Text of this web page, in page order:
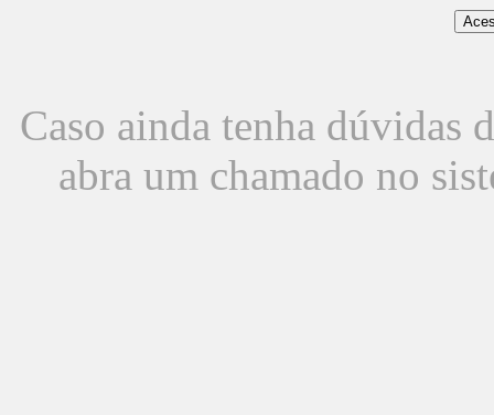
Caso ainda tenha dúvidas
abra um chamado no